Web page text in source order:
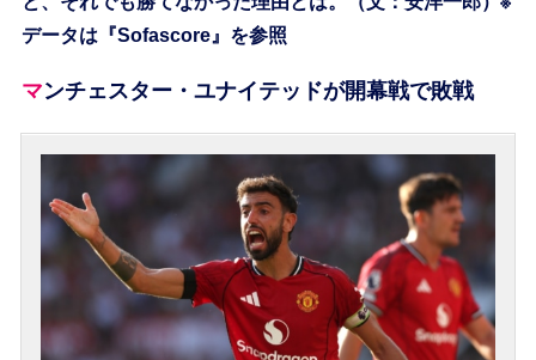
データは『Sofascore』を参照
マンチェスター・ユナイテッドが開幕戦で敗戦